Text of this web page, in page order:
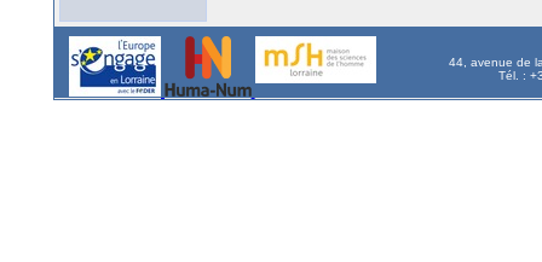
44, avenue de
Tél. :